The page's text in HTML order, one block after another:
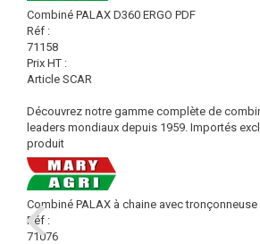
Combiné PALAX D360 ERGO PDF
Réf :
71158
Prix HT :
Article SCAR
Découvrez notre gamme complète de
leaders mondiaux depuis 1959. Importés
produit
Combiné PALAX à chaine avec tronçonneuse
Réf :
71076